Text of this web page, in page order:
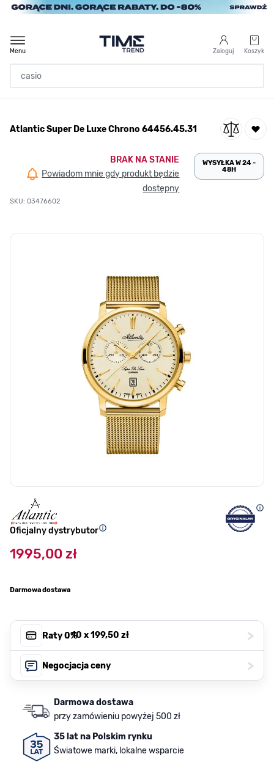
Przejdź do treści
Zaloguj Koszyk
Menu
/ Atlantic Super De Luxe Chrono 64456.45.31
Atlantic Super De Luxe Chrono 64456.45.31
BRAK NA STANIE
Powiadom mnie gdy produkt będzie
dostępny
SKU: 03476602
WYSYŁKA W 24 -
48H
Oficjalny dystrybutor
1995,00 zł
Darmowa dostawa
Raty 0%, 10 x199,50 zł >
Negocjacja ceny >
Darmowa dostawa
przy zamówieniu powyżej 500 zł
35 lat na Polskim rynku
Światowe marki, lokalne wsparcie